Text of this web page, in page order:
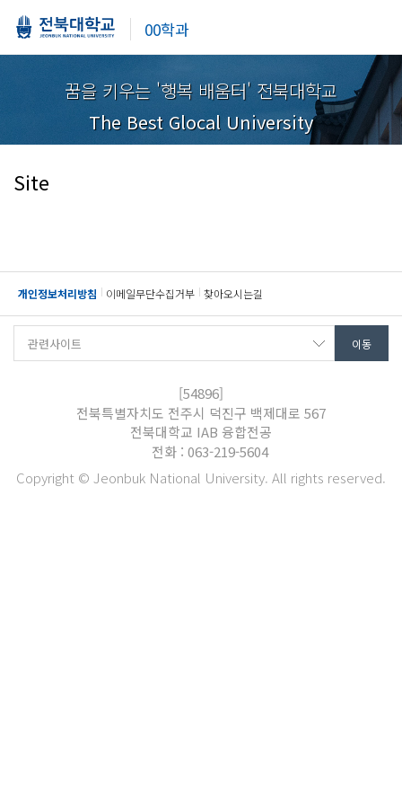
00학과
꿈을 키우는 '행복 배움터' 전북대학교
The Best Glocal University
Site
개인정보처리방침 이메일무단수집거부 찾아오시는길
[54896]
전북특별자치도 전주시 덕진구 백제대로 567
전북대학교 IAB 융합전공
전화 : 063-219-5604
Copyright © Jeonbuk National University. All rights reserved.